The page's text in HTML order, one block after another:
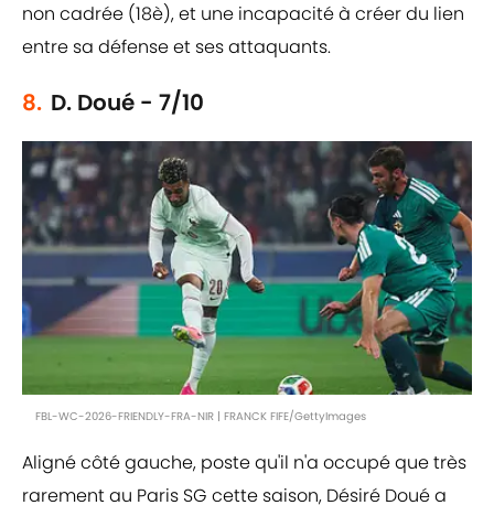
non cadrée (18è), et une incapacité à créer du lien
entre sa défense et ses attaquants.
8. D. Doué - 7/10
FBL-WC-2026-FRIENDLY-FRA-NIR | FRANCK FIFE/GettyImages
Aligné côté gauche, poste qu'il n'a occupé que très
rarement au Paris SG cette saison, Désiré Doué a